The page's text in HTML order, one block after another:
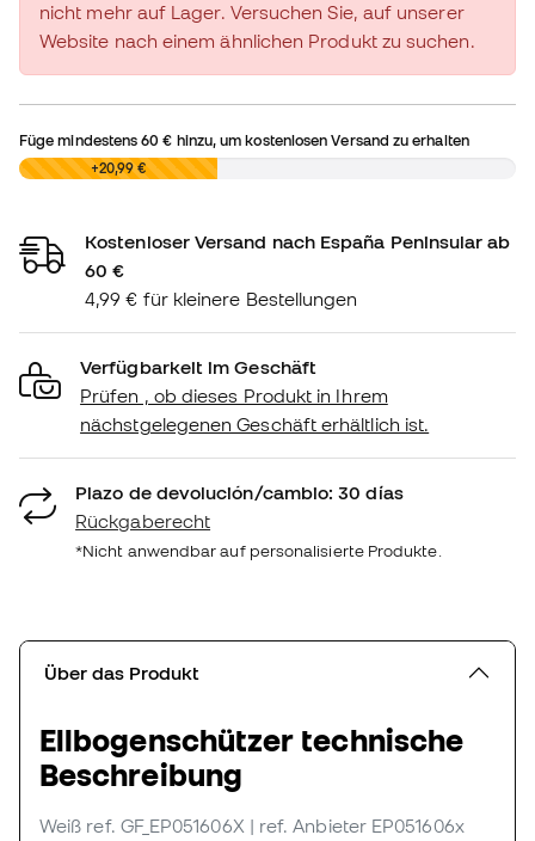
nicht mehr auf Lager. Versuchen Sie, auf unserer
Website nach einem ähnlichen Produkt zu suchen.
Füge mindestens60 € hinzu, um kostenlosen Versand zu erhalten
0,00 € +20,99 €
Kostenloser Versand nach España Peninsular ab
60 €
4,99 € für kleinere Bestellungen
Verfügbarkeit im Geschäft
Prüfen , ob dieses Produkt in Ihrem
nächstgelegenen Geschäft erhältlich ist.
Plazo de devolución/cambio: 30 días
Rückgaberecht
*Nicht anwendbar auf personalisierte Produkte.
Über das Produkt
Ellbogenschützer technische
Beschreibung
Weiß ref. GF_EP051606X | ref. Anbieter EP051606x